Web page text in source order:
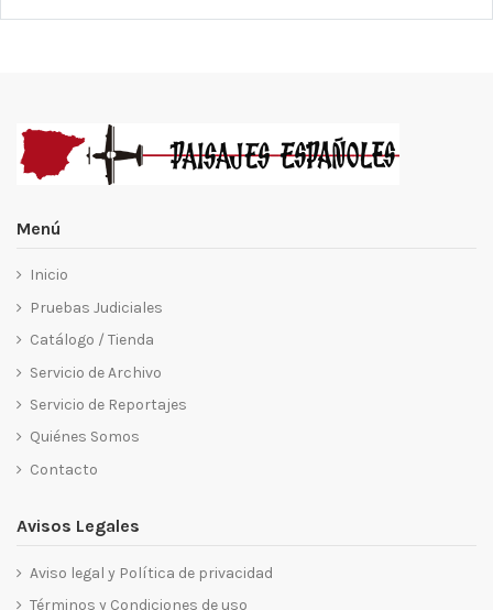
Menú
Inicio
Pruebas Judiciales
Catálogo / Tienda
Servicio de Archivo
Servicio de Reportajes
Quiénes Somos
Contacto
Avisos Legales
Aviso legal y Política de privacidad
Términos y Condiciones de uso